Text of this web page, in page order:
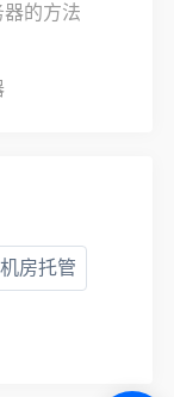
的方法
房托管